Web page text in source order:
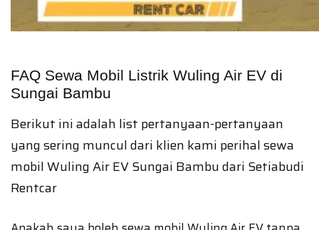
FAQ Sewa Mobil Listrik Wuling Air EV di
Sungai Bambu
Berikut ini adalah list pertanyaan-pertanyaan
yang sering muncul dari klien kami perihal sewa
mobil Wuling Air EV Sungai Bambu dari Setiabudi
Rentcar